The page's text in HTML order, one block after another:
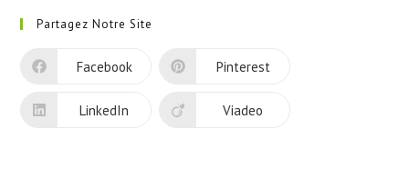
un
nouvel
Partagez Notre Site
Facebook Pinterest
LinkedIn Viadeo